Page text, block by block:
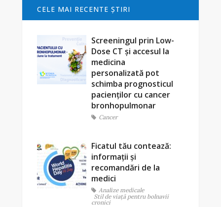
CELE MAI RECENTE ŞTIRI
Screeningul prin Low-
Dose CT și accesul la
medicina
personalizată pot
schimba prognosticul
pacienților cu cancer
bronhopulmonar
Cancer
Ficatul tău contează:
informații și
recomandări de la
medici
Analize medicale
Stil de viaţă pentru bolnavii
cronici